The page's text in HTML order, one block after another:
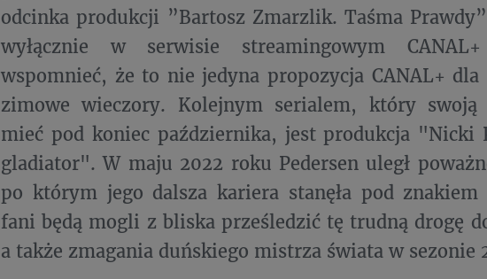
odcinka produkcji ”Bartosz Zmarzlik. Taśma
wyłącznie w serwisie streamingowym
wspomnieć, że to nie jedyna propozycja CANAL+
zimowe wieczory. Kolejnym serialem, który swoją
mieć pod koniec października, jest produkcja "Nicki
gladiator". W maju 2022 roku Pedersen uległ
po którym jego dalsza kariera stanęła pod znakiem
fani będą mogli z bliska prześledzić tę trudną drogę
a także zmagania duńskiego mistrza świata w sezonie